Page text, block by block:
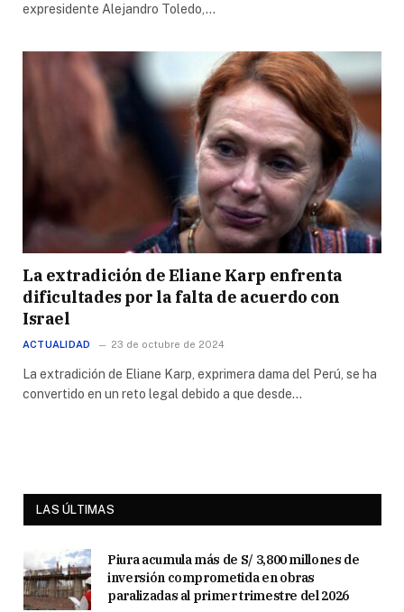
expresidente Alejandro Toledo,…
La extradición de Eliane Karp enfrenta
dificultades por la falta de acuerdo con
Israel
ACTUALIDAD 23 de octubre de 2024
La extradición de Eliane Karp, exprimera dama del Perú, se ha
convertido en un reto legal debido a que desde…
LAS ÚLTIMAS
Piura acumula más de S/ 3,800 millones de
inversión comprometida en obras
paralizadas al primer trimestre del 2026